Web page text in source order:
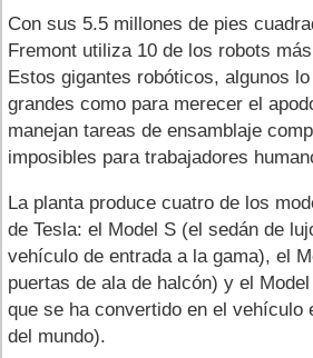
Con sus 5.5 millones de pies
Fremont utiliza 10 de los robots
Estos gigantes robóticos, algunos
grandes como para merecer el
manejan tareas de ensamblaje
imposibles para trabajadores
La planta produce cuatro de los
de Tesla: el Model S (el sedán de
vehículo de entrada a la gama), el
puertas de ala de halcón) y el
que se ha convertido en el vehículo
del mundo).